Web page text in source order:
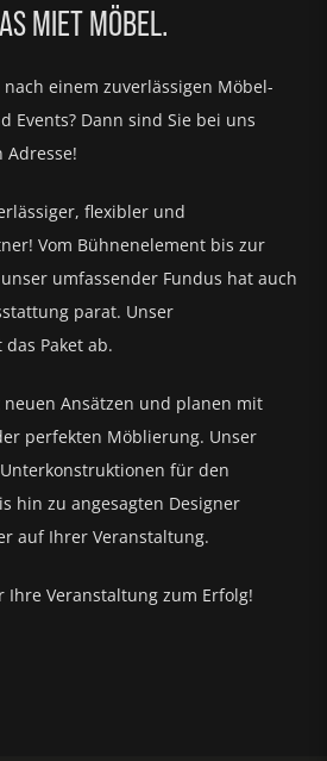
MIET MÖBEL.
einem zuverlässigen Möbel-
Events? Dann sind Sie bei uns
flexibler und
Vom Bühnenelement bis zur
umfassender Fundus hat auch
parat. Unser
Paket ab.
Ansätzen und planen mit
perfekten Möblierung. Unser
für den
hin zu angesagten Designer
auf Ihrer Veranstaltung.
Ihre Veranstaltung zum Erfolg!